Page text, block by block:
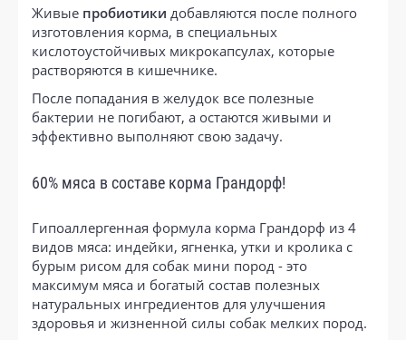
Живые пробиотики добавляются после полного
изготовления корма, в специальных
кислотоустойчивых микрокапсулах, которые
растворяются в кишечнике.
После попадания в желудок все полезные
бактерии не погибают, а остаются живыми и
эффективно выполняют свою задачу.
60% мяса в составе корма Грандорф!
Гипоаллергенная формула корма Грандорф из 4
видов мяса: индейки, ягненка, утки и кролика с
бурым рисом для собак мини пород - это
максимум мяса и богатый состав полезных
натуральных ингредиентов для улучшения
здоровья и жизненной силы собак мелких пород.